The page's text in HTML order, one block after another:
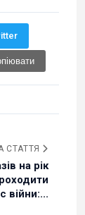
СТАТТЯ
на рік
війни:...